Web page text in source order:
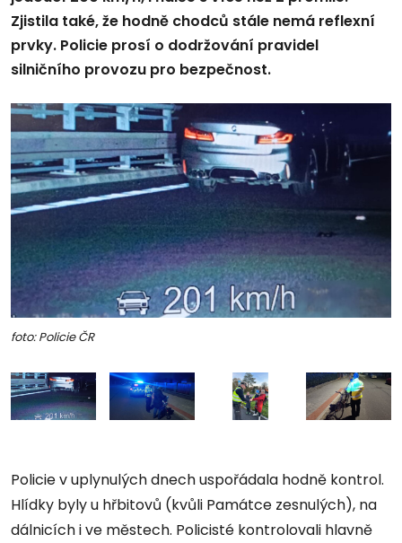
Zjistila také, že hodně chodců stále nemá reflexní
prvky. Policie prosí o dodržování pravidel
silničního provozu pro bezpečnost.
foto: Policie ČR
Policie v uplynulých dnech uspořádala hodně kontrol.
Hlídky byly u hřbitovů (kvůli Památce zesnulých), na
dálnicích i ve městech. Policisté kontrolovali hlavně